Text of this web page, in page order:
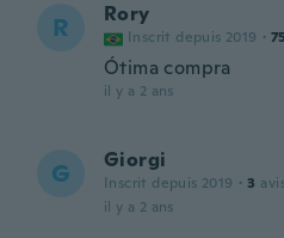
R Rory
Inscrit depuis 2019 · 75
Ótima compra
il y a 2 ans
G Giorgi
Inscrit depuis 2019 · 3
il y a 2 ans